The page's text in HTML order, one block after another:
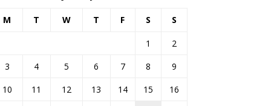
M T W T F S S
1
2
3
4 5 6 7 8
9
10
11 12 13 14 15
16